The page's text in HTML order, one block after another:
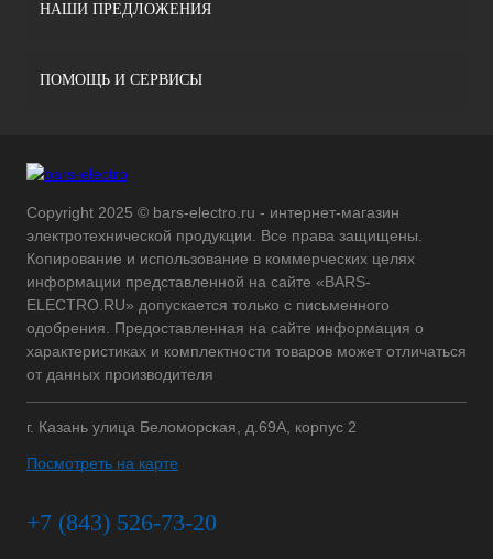
НАШИ ПРЕДЛОЖЕНИЯ
ПОМОЩЬ И СЕРВИСЫ
Copyright 2025 © bars-electro.ru - интернет-магазин
электротехнической продукции. Все права защищены.
Копирование и использование в коммерческих целях
информации представленной на сайте «BARS-
ELECTRO.RU» допускается только с письменного
одобрения. Предоставленная на сайте информация о
характеристиках и комплектности товаров может отличаться
от данных производителя
г. Казань улица Беломорская, д.69А, корпус 2
Посмотреть на карте
+7 (843) 526-73-20